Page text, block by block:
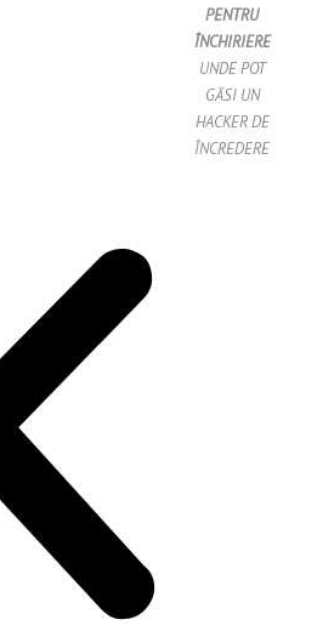
PENTRU
ÎNCHIRIERE
UNDE POT
GĂSI UN
HACKER DE
ÎNCREDERE